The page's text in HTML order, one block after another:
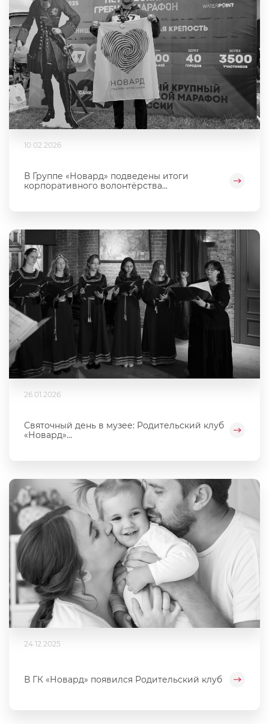
10.02.2026
В Группе «Новард» подведены итоги
корпоративного волонтёрства...
26.01.2026
Святочный день в музее: Родительский клуб
«Новард»...
24.12.2025
В ГК «Новард» появился Родительский клуб